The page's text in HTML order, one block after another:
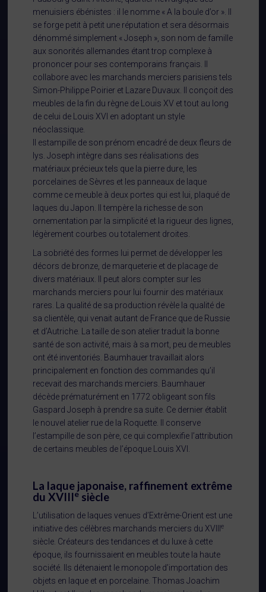
menuisiers ébénistes : il le nomme « A la boule d’or ». Il
se forge petit à petit une réputation et sera désormais
dénommé simplement « Joseph », son nom de famille
aux sonorités allemandes étant trop complexe à
prononcer pour ses contemporains français. Il
collabore avec les marchands merciers parisiens tels
Simon-Philippe Poirier et Lazare Duvaux. Il conçoit des
meubles de la fin du règne de Louis XV et tout au long
de celui de Louis XVI en adoptant un style
néoclassique.
Il estampille de son prénom encadré de deux fleurs de
lys. Joseph intègre dans ses réalisations des
matériaux précieux tels que la pierre dure, les
porcelaines de Sèvres et les panneaux de laque
comme ce meuble à deux portes qui est lui, plaqué de
laques du Japon. Il tempère la richesse de son
ornementation par la simplicité et la rigueur des lignes,
légèrement courbes ou totalement droites.
La sobriété des formes lui permet de développer les
décors de bronze, de marqueterie et de placage de
divers matériaux. Il peut alors compter sur les
marchands merciers pour lui fournir des matériaux
rares. La qualité de sa production révèle la qualité de
sa clientèle, qui venait autant de France que de Russie
et d’Autriche. La taille de son atelier traduit la bonne
santé de son activité, mais à sa mort, peu de meubles
ont été inventoriés. Baumhauer travaillait alors
principalement en fonction des commandes qu’il
recevait des marchands merciers. Baumhauer
décède prématurément en 1772 obligeant son fils
Gaspard Joseph à prendre sa suite. Ce dernier établit
le nouvel atelier rue de la Roquette. Il conserve
l’estampille de son père, ce qui complexifie l’attribution
de certains meubles de l’époque Louis XVI.
La laque japonaise, raffinement extrême
du XVIIIe siècle
L’utilisation de laques venues d’Extrême-Orient est une
initiative des célèbres marchands merciers du XVIII
e
siècle. Créateurs des tendances et du luxe à cette
époque, ils fournissaient en meubles toute la haute
société. Ils détenaient le monopole d’importation des
objets en laque et en porcelaine. Thomas Joachim